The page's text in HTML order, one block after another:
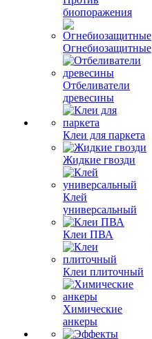
биопоражения
Огнебиозащитные
Отбеливатели
древесины
Клеи для паркета
Жидкие гвозди
Клей
универсальный
Клеи ПВА
Клеи плиточный
Химические
анкеры